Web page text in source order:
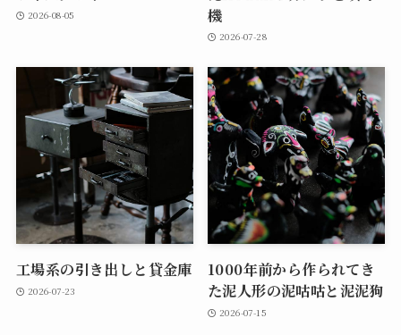
2026-08-05
機
2026-07-28
工場系の引き出しと貸金庫
2026-07-23
1000年前から作られてき
た泥人形の泥咕咕と泥泥狗
2026-07-15